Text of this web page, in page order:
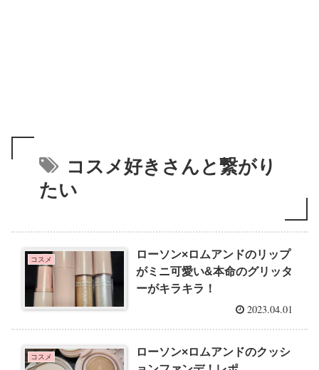
コスメ好きさんと繋がり
たい
コスメ
ローソン×ロムアンドのリップ
がミニ可愛い&本命のグリッタ
ーがキラキラ！
2023.04.01
コスメ
ローソン×ロムアンドのクッシ